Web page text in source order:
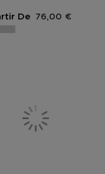
De 76,00 €